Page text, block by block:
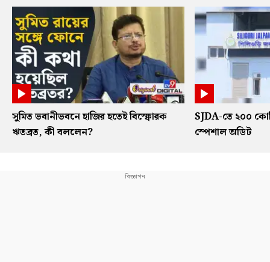
সুমিত ভবানীভবনে হাজির হতেই বিস্ফোরক
ঋতব্রত, কী বললেন?
SJDA-তে ২০০
স্পেশাল অডিট